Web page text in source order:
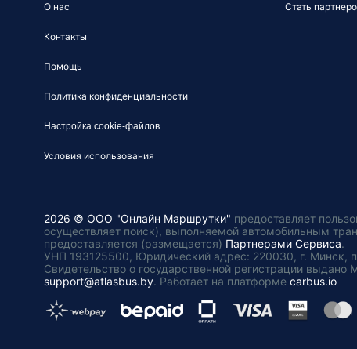
О нас
Контакты
Помощь
Политика конфиденциальности
Настройка cookie-файлов
Условия использования
Стать
2026 © ООО "Онлайн Маршрутки" предоставляет
осуществляет поиск), выполняемой автомобильным
предоставляется (размещается) Партнерами Сервиса.
УНП 193125500, Юридический адрес: 220030, г. Минск,
Свидетельство о государственной регистрации
support@atlasbus.by. Работает на платформе carbus.io